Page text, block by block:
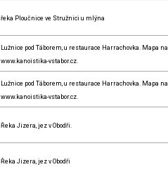
řeka Ploučnice ve Stružnici u mlýna
Lužnice pod Táborem, u restaurace Harrachovka. Mapa na
www.kanoistika-vstabor.cz.
Lužnice pod Táborem, u restaurace Harrachovka. Mapa na
www.kanoistika-vstabor.cz.
Řeka Jizera, jez v Obodři.
Řeka Jizera, jez v Obodři